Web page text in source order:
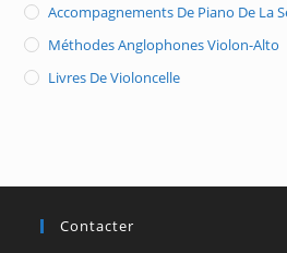
Accompagnements De Piano De La
Méthodes Anglophones Violon-Alto
Livres De Violoncelle
Contacter